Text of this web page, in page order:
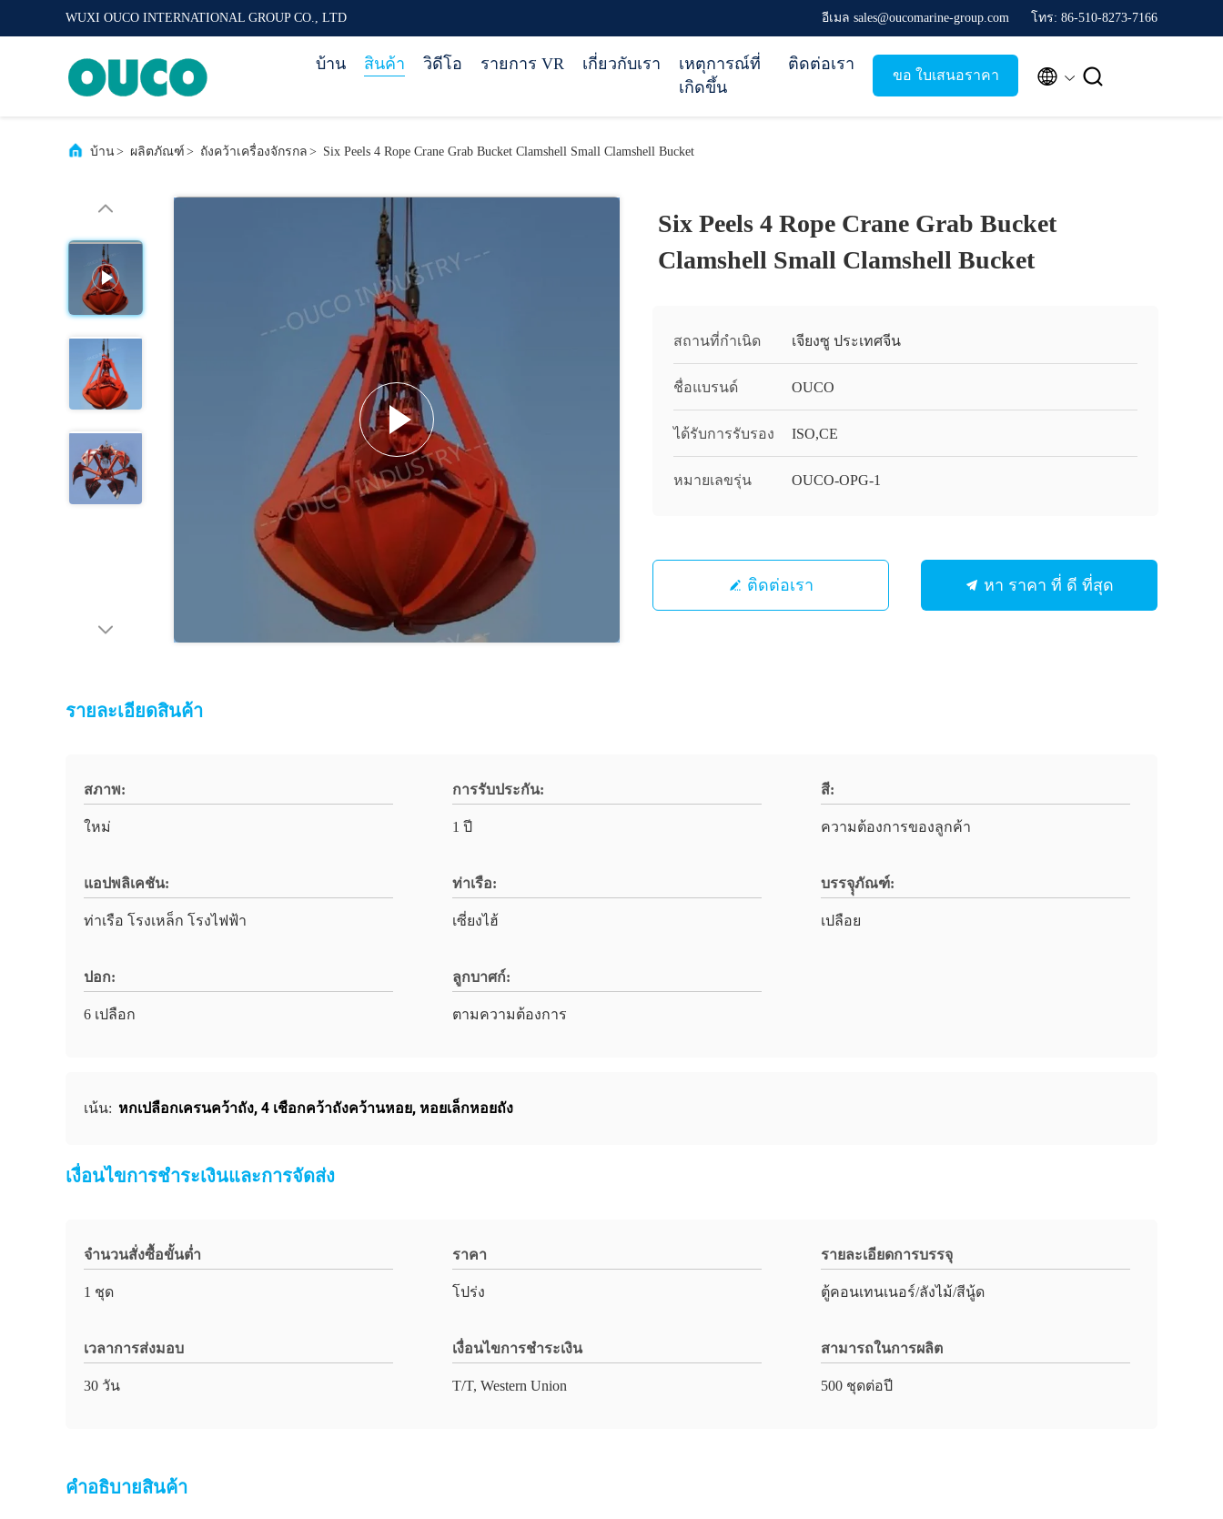
WUXI OUCO INTERNATIONAL GROUP CO., LTD อีเมล sales@oucomarine-group.com โทร: 86-510-8273-7166
บ้าน สินค้า วิดีโอ รายการ VR เกี่ยวกับเรา
เหตุการณ์ที่
เกิดขึ้น
ติดต่อเรา
ขอ ใบเสนอราคา  
บ้าน> ผลิตภัณฑ์ > ถังคว้าเครื่องจักรกล > Six Peels 4 Rope Crane Grab Bucket Clamshell Small Clamshell Bucket
Six Peels 4 Rope Crane Grab Bucket
Clamshell Small Clamshell Bucket
สถานที่กำเนิด เจียงซู ประเทศจีน
ชื่อแบรนด์ OUCO
ได้รับการรับรอง ISO,CE
หมายเลขรุ่น OUCO-OPG-1
ติดต่อเรา หา ราคา ที่ ดี ที่สุด
รายละเอียดสินค้า
สภาพ:
ใหม่
การรับประกัน:
1 ปี
สี:
ความต้องการของลูกค้า
แอปพลิเคชัน:
ท่าเรือ โรงเหล็ก โรงไฟฟ้า
ท่าเรือ:
เซี่ยงไฮ้
บรรจุุภัณฑ์:
เปลือย
ปอก:
6 เปลือก
ลูกบาศก์:
ตามความต้องการ
เน้น: หกเปลือกเครนคว้าถัง, 4 เชือกคว้าถังคว้านหอย, หอยเล็กหอยถัง
เงื่อนไขการชําระเงินและการจัดส่ง
จำนวนสั่งซื้อขั้นต่ำ
1 ชุด
ราคา
โปร่ง
รายละเอียดการบรรจุ
ตู้คอนเทนเนอร์/ลังไม้/สีนู้ด
เวลาการส่งมอบ
30 วัน
เงื่อนไขการชำระเงิน
T/T, Western Union
สามารถในการผลิต
500 ชุดต่อปี
คําอธิบายสินค้า